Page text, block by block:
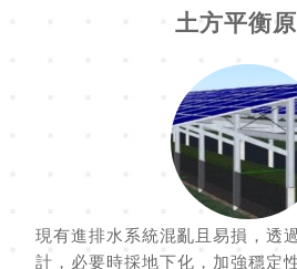
土方平衡原
現有進排水系統混亂且易損，透
計，必要時採地下化，加強穩定